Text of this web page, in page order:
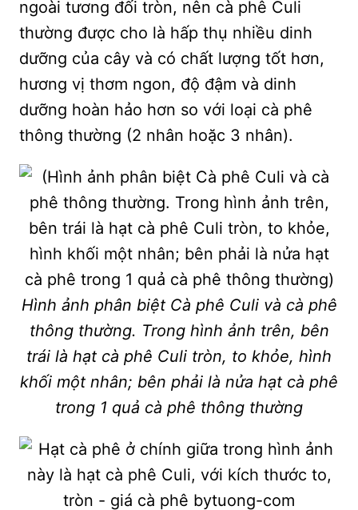
ngoài tương đối tròn, nên cà phê Culi
thường được cho là hấp thụ nhiều dinh
dưỡng của cây và có chất lượng tốt hơn,
hương vị thơm ngon, độ đậm và dinh
dưỡng hoàn hảo hơn so với loại cà phê
thông thường (2 nhân hoặc 3 nhân).
Hình ảnh phân biệt Cà phê Culi và cà phê
thông thường. Trong hình ảnh trên, bên
trái là hạt cà phê Culi tròn, to khỏe, hình
khối một nhân; bên phải là nửa hạt cà phê
trong 1 quả cà phê thông thường